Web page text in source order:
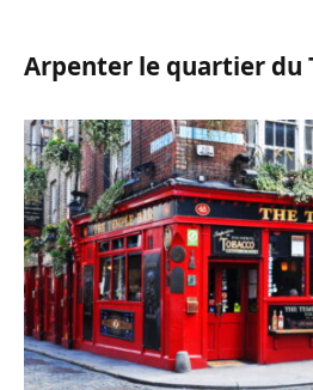
Arpenter le quartier du